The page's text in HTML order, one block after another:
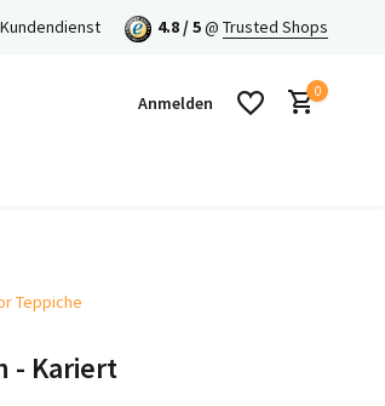
Kundendienst 4.8 / 5@ Trusted Shops
Anmelden
Benutzerkonto anlegen
0
Teppiche
- Kariert